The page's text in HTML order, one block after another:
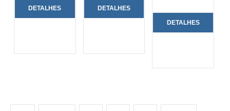
DETALHES DETALHES
DETALHES